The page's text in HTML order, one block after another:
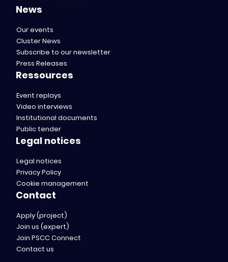
News
Our events
Cluster News
Subscribe to our newsletter
Press Releases
Ressources
Event replays
Video interviews
Institutional documents
Public tender
Legal notices
Legal notices
Privacy Policy
Cookie management
Contact
Apply (project)
Join us (expert)
Join PSCC Connect
Contact us